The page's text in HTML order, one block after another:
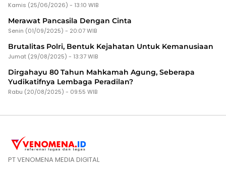
Kamis (25/06/2026) - 13:10 WIB
Merawat Pancasila Dengan Cinta
Senin (01/09/2025) - 20:07 WIB
Brutalitas Polri, Bentuk Kejahatan Untuk Kemanusiaan
Jumat (29/08/2025) - 13:37 WIB
Dirgahayu 80 Tahun Mahkamah Agung, Seberapa
Yudikatifnya Lembaga Peradilan?
Rabu (20/08/2025) - 09:55 WIB
PT VENOMENA MEDIA DIGITAL